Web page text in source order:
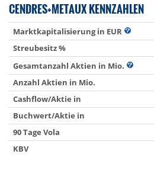
CENDRES+METAUX KENNZAHLEN
Marktkapitalisierung in EUR
Streubesitz %
Gesamtanzahl Aktien in Mio.
Anzahl Aktien in Mio.
Cashflow/Aktie in
Buchwert/Aktie in
90 Tage Vola
KBV